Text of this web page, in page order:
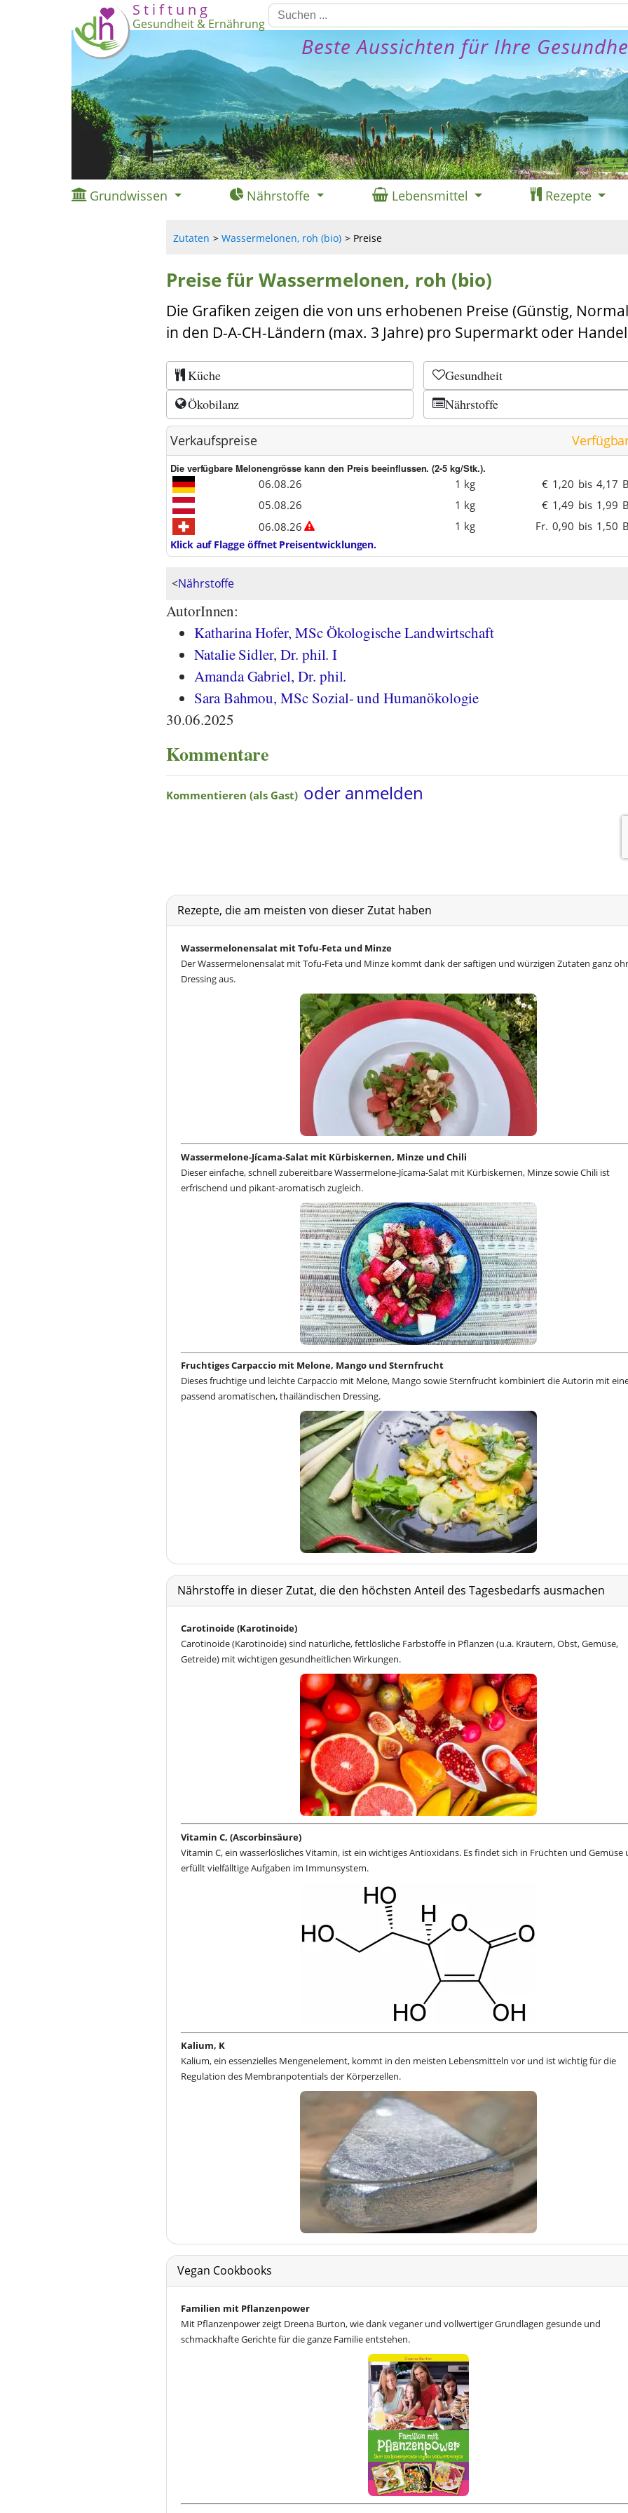
S t i f t u n g
Gesundheit & Ernährung
Beste Aussichten für Ihre
Grundwissen Nährstoffe Lebensmittel Rezepte
Zutaten Wassermelonen, roh (bio) Preise
Preise für Wassermelonen, roh (bio)
Die Grafiken zeigen die von uns erhobenen Preise (Günstig,
in den D-A-CH-Ländern (max. 3 Jahre) pro Supermarkt oder
Küche
Gesundheit
Ökobilanz
Nährstoffe
Verkaufspreise
Die verfügbare Melonengrösse kann den Preis beeinflussen. (2-5 kg/Stk.).
06.08.26 1 kg € 1,20 bis 4,17
05.08.26
1 kg € 1,49 bis 1,99
06.08.26
1 kg Fr. 0,90 bis 1,50
Klick auf Flagge öffnet Preisentwicklungen.
<Nährstoffe
AutorInnen:
Katharina Hofer, MSc Ökologische Landwirtschaft
Natalie Sidler, Dr. phil. I
Amanda Gabriel, Dr. phil.
Sara Bahmou, MSc Sozial- und Humanökologie
30.06.2025
Kommentare
Rezepte, die am meisten von dieser Zutat haben
Wassermelonensalat mit Tofu-Feta und Minze
Der Wassermelonensalat mit Tofu-Feta und Minze kommt dank der saftigen und würzigen Zutaten ganz
Dressing aus.
Wassermelone-Jícama-Salat mit Kürbiskernen, Minze und Chili
Dieser einfache, schnell zubereitbare Wassermelone-Jícama-Salat mit Kürbiskernen, Minze sowie Chili ist
erfrischend und pikant-aromatisch zugleich.
Fruchtiges Carpaccio mit Melone, Mango und Sternfrucht
Dieses fruchtige und leichte Carpaccio mit Melone, Mango sowie Sternfrucht kombiniert die Autorin mit
passend aromatischen, thailändischen Dressing.
Nährstoffe in dieser Zutat, die den höchsten Anteil des Tagesbedarfs ausmachen
Carotinoide (Karotinoide)
Carotinoide (Karotinoide) sind natürliche, fettlösliche Farbstoffe in Pflanzen (u.a. Kräutern, Obst, Gemüse,
Getreide) mit wichtigen gesundheitlichen Wirkungen.
Vitamin C, (Ascorbinsäure)
Vitamin C, ein wasserlösliches Vitamin, ist ein wichtiges Antioxidans. Es findet sich in Früchten und Gemüse
erfüllt vielfälltige Aufgaben im Immunsystem.
Kalium, K
Kalium, ein essenzielles Mengenelement, kommt in den meisten Lebensmitteln vor und ist wichtig für die
Regulation des Membranpotentials der Körperzellen.
Vegan Cookbooks
Familien mit Pflanzenpower
Mit Pflanzenpower zeigt Dreena Burton, wie dank veganer und vollwertiger Grundlagen gesunde und
schmackhafte Gerichte für die ganze Familie entstehen.